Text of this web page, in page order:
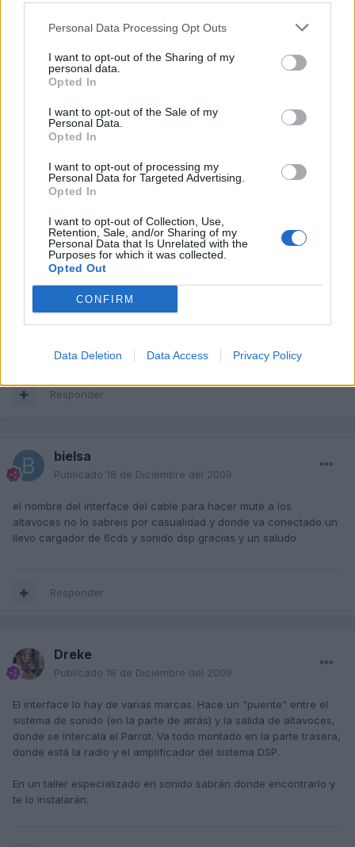
Personal Data Processing Opt Outs
I want to opt-out of the Sharing of my
personal data.
Opted In
I want to opt-out of the Sale of my
Personal Data.
Opted In
I want to opt-out of processing my
Personal Data for Targeted Advertising.
Opted In
I want to opt-out of Collection, Use,
Retention, Sale, and/or Sharing of my
Personal Data that Is Unrelated with the
Purposes for which it was collected.
Opted Out
CONFIRM
Data Deletion Data Access Privacy Policy
Responder
Dreke
Yo llevo el Parrot CK-3100, un interface para conectarlo a los
altavoces y hacer el mute, y otro interface para manejarlo con
Busca en tu zona un buen especialista en car audio que te lo
monte, pero busca bien, que algunos no se quieren molestar en
buscar soluciones para coches con cierta "complicación".
Por otro lado, y si no tienes nada montado, yo te recomiendo que
montes un Parrot MKI-9100, que es mucho mejor. Cuando yo
Responder
bielsa
Publicado 18 de Diciembre del 2009
el nombre del interface del cable para hacer mute a los
altavoces no lo sabreis por casualidad y donde va conectado un
llevo cargador de 6cds y sonido dsp gracias y un saludo
Responder
Dreke
Publicado 18 de Diciembre del 2009
El interface lo hay de varias marcas. Hace un "puente" entre el
sistema de sonido (en la parte de atrás) y la salida de altavoces,
donde se intercala el Parrot. Va todo montado en la parte trasera,
donde está la radio y el amplificador del sistema DSP.
En un taller especializado en sonido sabrán donde encontrarlo y
te lo instalarán.